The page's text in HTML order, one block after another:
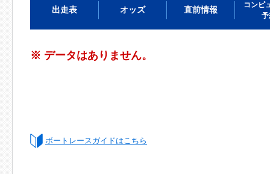
出走表 オッズ 直前情報
コンピ
予
※ データはありません。
ボートレースガイドはこちら